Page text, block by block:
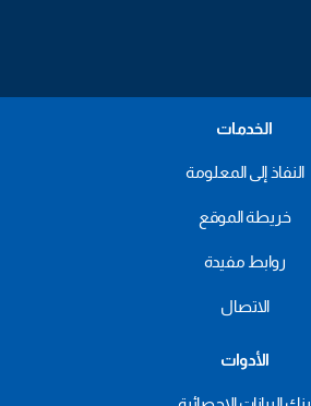
الخدمات
النفاذ إلى المعلومة
خريطة الموقع
روابط مفيدة
الاتصال
الأدوات